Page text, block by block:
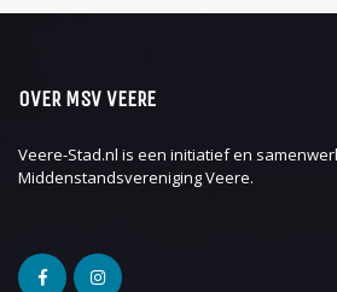
OVER MSV VEERE
Veere-Stad.nl is een initiatief en
Middenstandsvereniging Veere.